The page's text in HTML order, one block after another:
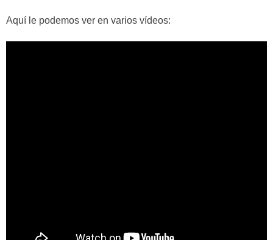
Aquí le podemos ver en varios vídeos: